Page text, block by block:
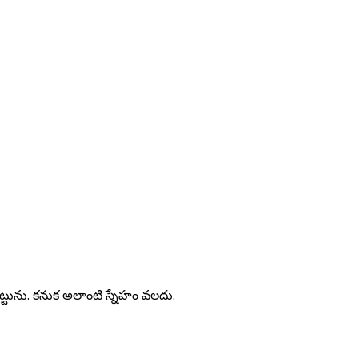
కనుక అలాంటి స్నేహం వలదు.